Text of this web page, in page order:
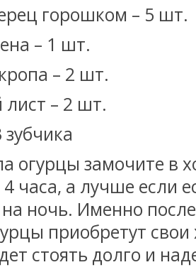
горошком – 5 шт.
– 1 шт.
– 2 шт.
– 2 шт.
огурцы замочите в
часа, а лучше если
на ночь. Именно
приобретут
стоять долго и